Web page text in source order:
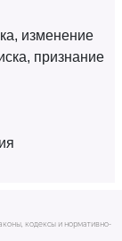
изменение
признание
кодексы и нормативно-